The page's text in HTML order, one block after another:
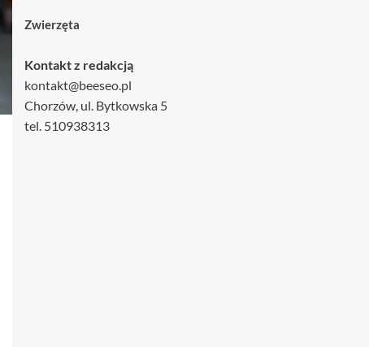
Zwierzęta
Kontakt z redakcją
kontakt@beeseo.pl
Chorzów, ul. Bytkowska 5
tel. 510938313